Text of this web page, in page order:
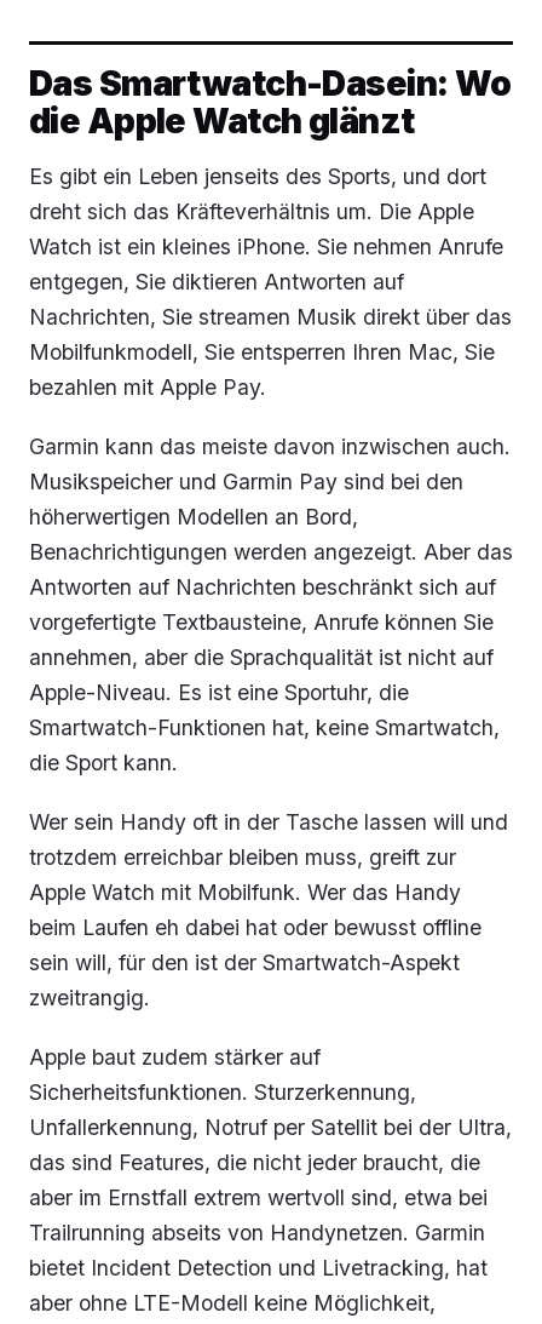
Das Smartwatch-Dasein: Wo
die Apple Watch glänzt
Es gibt ein Leben jenseits des Sports, und dort
dreht sich das Kräfteverhältnis um. Die Apple
Watch ist ein kleines iPhone. Sie nehmen Anrufe
entgegen, Sie diktieren Antworten auf
Nachrichten, Sie streamen Musik direkt über das
Mobilfunkmodell, Sie entsperren Ihren Mac, Sie
bezahlen mit Apple Pay.
Garmin kann das meiste davon inzwischen auch.
Musikspeicher und Garmin Pay sind bei den
höherwertigen Modellen an Bord,
Benachrichtigungen werden angezeigt. Aber das
Antworten auf Nachrichten beschränkt sich auf
vorgefertigte Textbausteine, Anrufe können Sie
annehmen, aber die Sprachqualität ist nicht auf
Apple-Niveau. Es ist eine Sportuhr, die
Smartwatch-Funktionen hat, keine Smartwatch,
die Sport kann.
Wer sein Handy oft in der Tasche lassen will und
trotzdem erreichbar bleiben muss, greift zur
Apple Watch mit Mobilfunk. Wer das Handy
beim Laufen eh dabei hat oder bewusst offline
sein will, für den ist der Smartwatch-Aspekt
zweitrangig.
Apple baut zudem stärker auf
Sicherheitsfunktionen. Sturzerkennung,
Unfallerkennung, Notruf per Satellit bei der Ultra,
das sind Features, die nicht jeder braucht, die
aber im Ernstfall extrem wertvoll sind, etwa bei
Trailrunning abseits von Handynetzen. Garmin
bietet Incident Detection und Livetracking, hat
aber ohne LTE-Modell keine Möglichkeit,